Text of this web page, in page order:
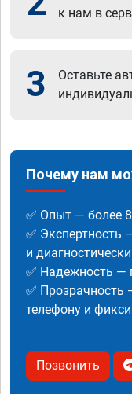
к нам в
3
Оставьте
Почему нам
✅ Опыт — более
✅
и
✅ Надежность —
✅ Прозрачность
телефону и
Позвонить